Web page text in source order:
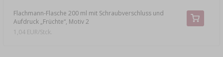
Flachmann-Flasche 200 ml mit Schraubverschluss und
Aufdruck „Früchte“, Motiv 2
1,04 EUR/Stck.